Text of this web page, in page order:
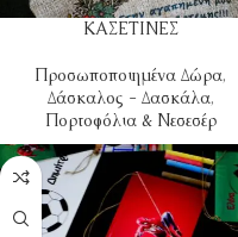
ΚΑΣΕΤΙΝΕΣ
Προσωποποιημένα Δώρα,
Δάσκαλος - Δασκάλα,
Πορτοφόλια & Νεσεσέρ